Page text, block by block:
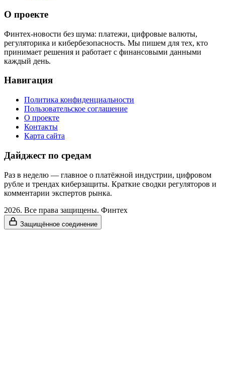
О проекте
Финтех-новости без шума: платежи, цифровые валюты,
регуляторика и кибербезопасность. Мы пишем для тех, кто
принимает решения и работает с финансовыми данными
каждый день.
Навигация
Политика конфиденциальности
Пользовательское соглашение
О проекте
Контакты
Карта сайта
Дайджест по средам
Раз в неделю — главное о платёжной индустрии, цифровом
рубле и трендах киберзащиты. Краткие сводки регуляторов и
комментарии экспертов рынка.
2026. Все права защищены. Финтех
Защищённое соединение